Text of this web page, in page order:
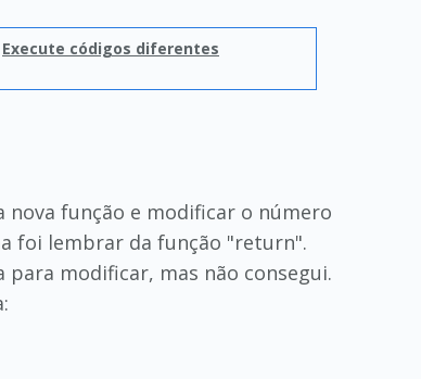
Execute códigos diferentes
nova função e modificar o número
foi lembrar da função "return".
modificar, mas não consegui.